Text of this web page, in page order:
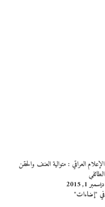
الإعلام العراقي : متوالية العنف والحقن
الطائفي
ديسمبر 1, 2015
في "إضاءات"